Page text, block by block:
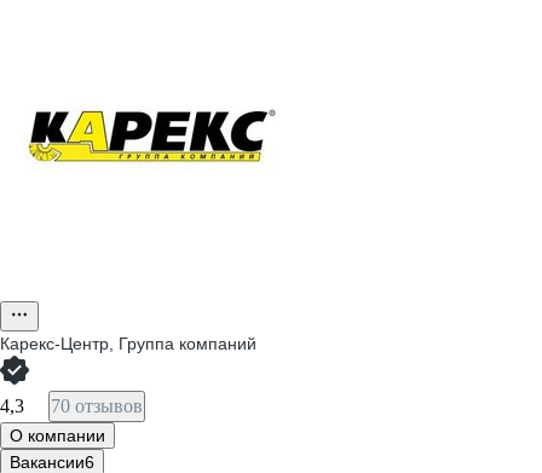
Карекс-Центр, Группа компаний
4,3 70 отзывов
О компании
Вакансии6